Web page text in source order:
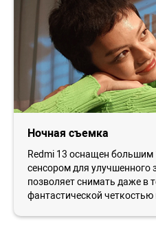
Ночная съемка
Redmi 13 оснащен
сенсором для улучшенного
позволяет снимать даже в
фантастической